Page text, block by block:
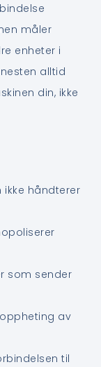
måler
enheter i
alltid
din, ikke
ikke håndterer
som sender
av
til